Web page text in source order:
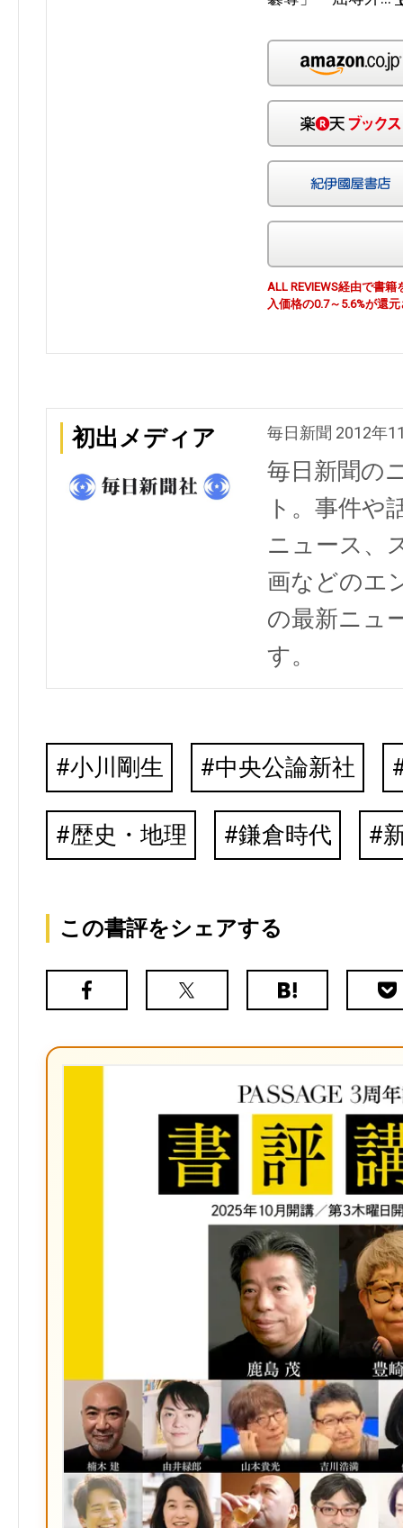
ALL REVIEWS経由で書
入価格の0.7～5.6%が還
初出メディア 毎日新聞 2012年
毎日新聞の
ト。事件や
ニュース、
画などのエ
の最新ニュ
す。
小川剛生 中央公論新社
歴史・地理 鎌倉時代
この書評をシェアする
Facebook
X（旧
は
ク
マ
ー
ク